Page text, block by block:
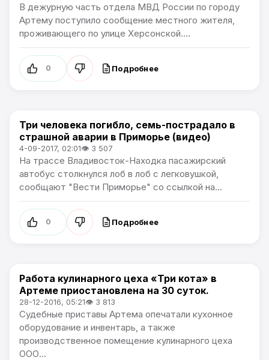
В дежурную часть отдела МВД России по городу
Артему поступило сообщение местного жителя,
проживающего по улице Херсонской....
0 Подробнее
Происшествия
Три человека погибло, семь-пострадало в
страшной аварии в Приморье (видео)
4-09-2017, 02:01👁 3 507
На трассе Владивосток-Находка пасажирский
автобус столкнулся лоб в лоб с легковушкой,
сообщают "Вести Приморье" со ссылкой на...
0 Подробнее
Происшествия
Работа кулинарного цеха «Три кота» в
Артеме приостановлена на 30 суток.
28-12-2016, 05:21👁 3 813
Судебные приставы Артема опечатали кухонное
оборудование и инвентарь, а также
производственное помещение кулинарного цеха
ООО...